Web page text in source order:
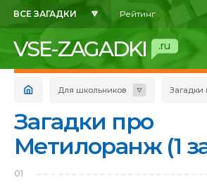
ВСЕ ЗАГАДКИ Рейтинг
VSE-ZAGADKI .ru
Для школьников Загадки
Загадки про
Метилоранж (1
01